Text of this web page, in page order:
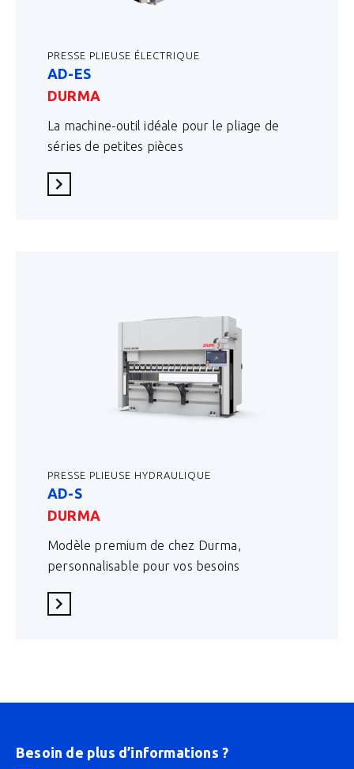
PRESSE PLIEUSE ÉLECTRIQUE
AD-ES
DURMA
La machine-outil idéale pour le pliage de
séries de petites pièces
En savoir plus
PRESSE PLIEUSE HYDRAULIQUE
AD-S
DURMA
Modèle premium de chez Durma,
personnalisable pour vos besoins
En savoir plus
Besoin de plus d’informations ?